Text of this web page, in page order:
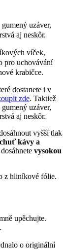
uzáver,
aj neskôr.
víček,
pro uchovávání
krabičce.
dostanete i v
zde. Taktiež
uzáver,
aj neskôr.
vyšší tlak
kávy a
vysokou
z hliníkové fólie.
upěchujte.
o originální